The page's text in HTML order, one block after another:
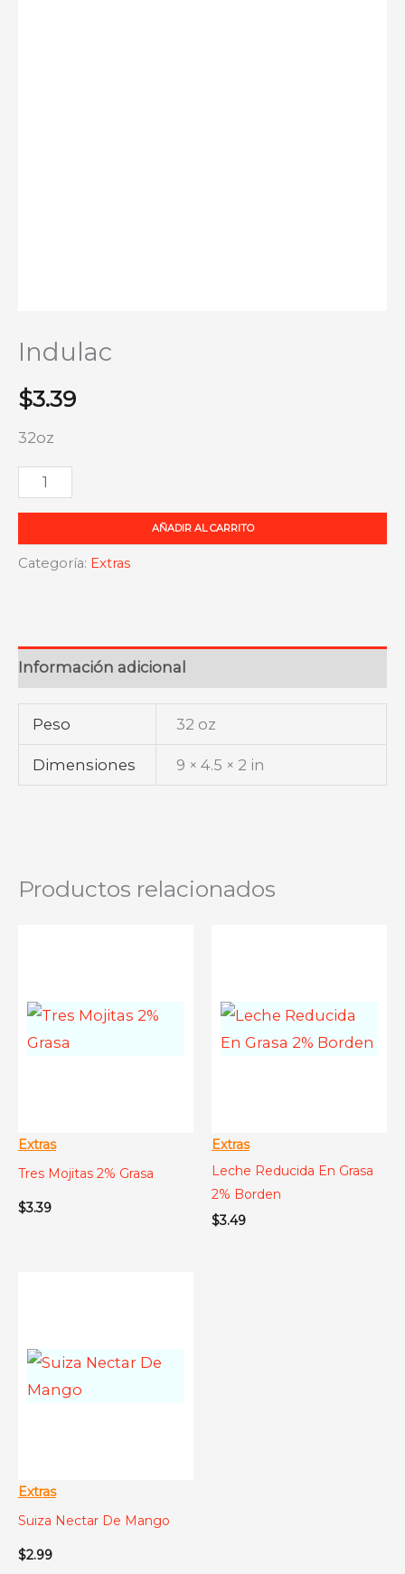
Indulac
$3.39
32oz
Indulac
AÑADIR AL CARRITO
Categoría: Extras
Información adicional
Peso 32 oz
Dimensiones 9 × 4.5 × 2 in
Productos relacionados
Extras
Tres Mojitas 2% Grasa
$3.39
Extras
Leche Reducida En Grasa
2% Borden
$3.49
Extras
Suiza Nectar De Mango
$2.99